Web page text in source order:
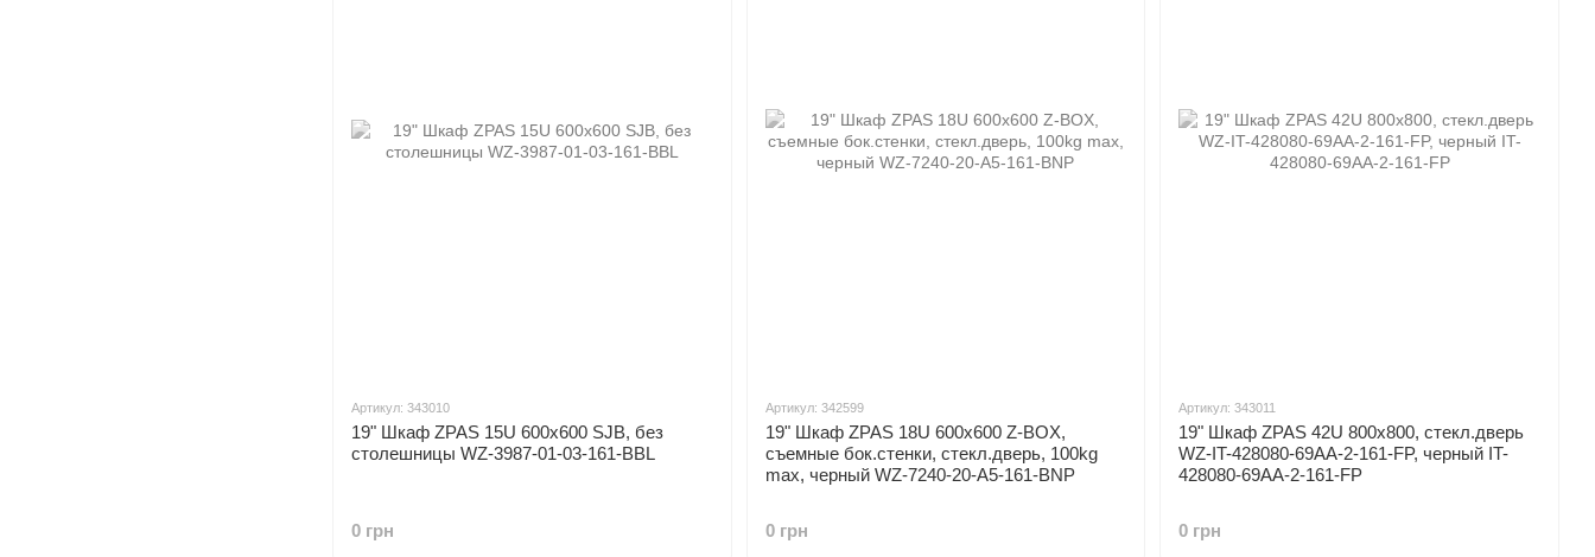
Артикул: 343010
19" Шкаф ZPAS 15U 600x600 SJB, без
столешницы WZ-3987-01-03-161-BBL
0 грн
Артикул: 342599
19" Шкаф ZPAS 18U 600x600 Z-BOX,
съемные бок.стенки, стекл.дверь, 100kg
max, черный WZ-7240-20-A5-161-BNP
0 грн
Артикул: 343011
19" Шкаф ZPAS 42U 800x800, стекл.дверь
WZ-IT-428080-69AA-2-161-FP, черный IT-
428080-69AA-2-161-FP
0 грн